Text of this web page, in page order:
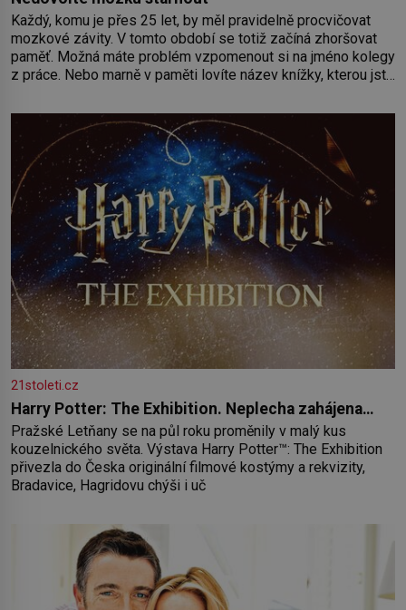
Každý, komu je přes 25 let, by měl pravidelně procvičovat
mozkové závity. V tomto období se totiž začíná zhoršovat
paměť. Možná máte problém vzpomenout si na jméno kolegy
z práce. Nebo marně v paměti lovíte název knížky, kterou jste
paměť rozhodla stávkovat. Cvičte
21stoleti.cz
Harry Potter: The Exhibition. Neplecha zahájena…
Pražské Letňany se na půl roku proměnily v malý kus
kouzelnického světa. Výstava Harry Potter™: The Exhibition
přivezla do Česka originální filmové kostýmy a rekvizity,
Bradavice, Hagridovu chýši i uč